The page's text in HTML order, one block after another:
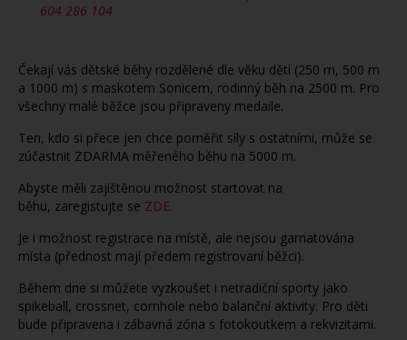
604 286 104
Čekají vás dětské běhy rozdělené dle věku dětí (250 m, 500 m
a 1000 m) s maskotem Sonicem, rodinný běh na 2500 m. Pro
všechny malé běžce jsou připraveny medaile.
Ten, kdo si přece jen chce poměřit síly s ostatními, může se
zúčastnit ZDARMA měřeného běhu na 5000 m.
Abyste měli zajištěnou možnost startovat na
běhu, zaregistujte se ZDE.
Je i možnost registrace na místě, ale nejsou garnatována
místa (přednost mají předem registrovaní běžci).
Během dne si můžete vyzkoušet i netradiční sporty jako
spikeball, crossnet, cornhole nebo balanční aktivity. Pro děti
bude připravena i zábavná zóna s fotokoutkem a rekvizitami.